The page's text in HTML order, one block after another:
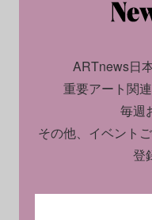
ARTnews日
重要アート関
毎週
その他、イベント
登